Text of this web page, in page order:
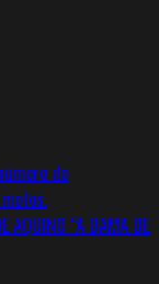
de
AQUINO “A DAMA DE